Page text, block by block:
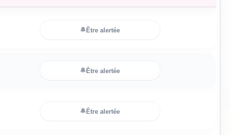
🔔Être alertée
🔔Être alertée
🔔Être alertée